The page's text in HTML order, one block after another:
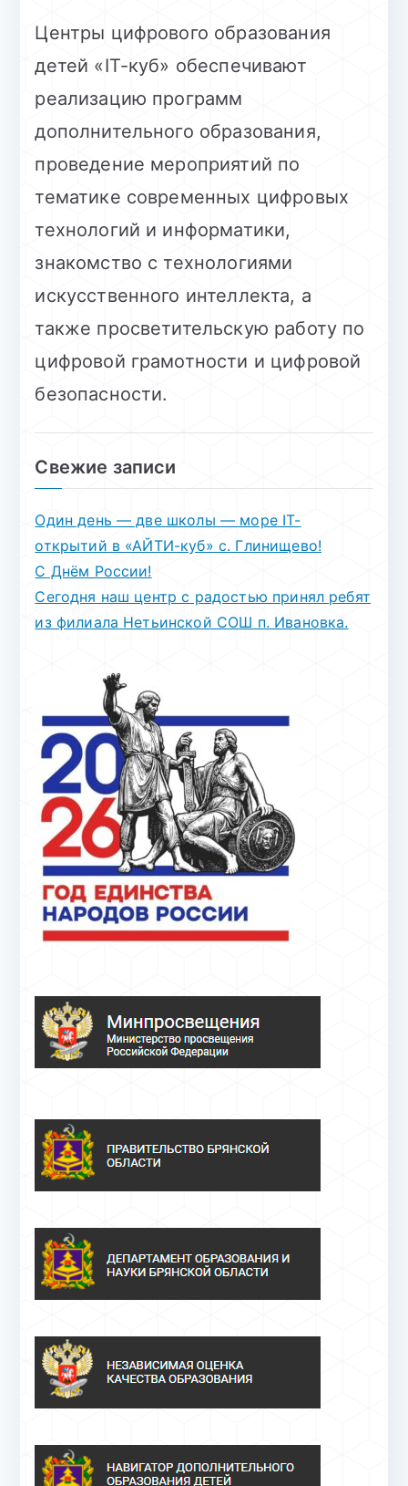
Центры цифрового образования
детей «IT-куб» обеспечивают
реализацию программ
дополнительного образования,
проведение мероприятий по
тематике современных цифровых
технологий и информатики,
знакомство с технологиями
искусственного интеллекта, а
также просветительскую работу по
цифровой грамотности и цифровой
безопасности.
Свежие записи
Один день — две школы — море IT-
открытий в «АЙТИ-куб» с. Глинищево!
С Днём России!
Сегодня наш центр с радостью принял ребят
из филиала Нетьинской СОШ п. Ивановка.